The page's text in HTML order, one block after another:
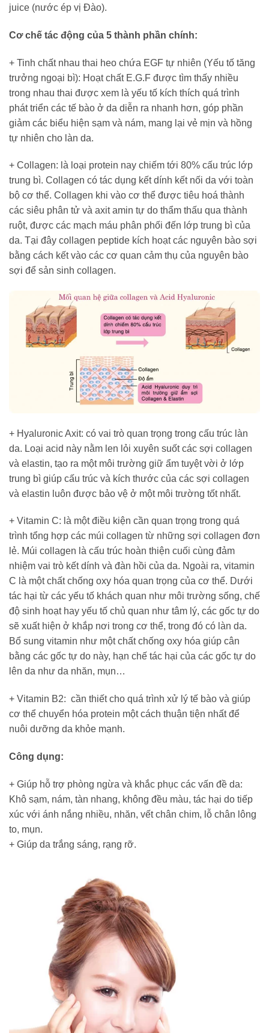
juice (nước ép vị Đào).
Cơ chế tác động của 5 thành phần chính:
+ Tinh chất nhau thai heo chứa EGF tự nhiên (Yếu tố tăng
trưởng ngoại bì): Hoạt chất E.G.F được tìm thấy nhiều
trong nhau thai được xem là yếu tố kích thích quá trình
phát triển các tế bào ở da diễn ra nhanh hơn, góp phần
giảm các biểu hiện sạm và nám, mang lại vẻ mịn và hồng
tự nhiên cho làn da.
+ Collagen: là loại protein nay chiếm tới 80% cấu trúc lớp
trung bì. Collagen có tác dụng kết dính kết nối da với toàn
bộ cơ thể. Collagen khi vào cơ thể được tiêu hoá thành
các siêu phân tử và axit amin tự do thẩm thấu qua thành
ruột, được các mạch máu phân phối đến lớp trung bì của
da. Tại đây collagen peptide kích hoạt các nguyên bào sợi
bằng cách kết vào các cơ quan cảm thụ của nguyên bào
sợi để sản sinh collagen.
+ Hyaluronic Axit: có vai trò quan trọng trong cấu trúc làn
da. Loại acid này nằm len lỏi xuyên suốt các sợi collagen
và elastin, tạo ra một môi trường giữ ẩm tuyệt vời ở lớp
trung bì giúp cấu trúc và kích thước của các sợi collagen
và elastin luôn được bảo vệ ở một môi trường tốt nhất.
+ Vitamin C: là một điều kiện cần quan trọng trong quá
trình tổng hợp các múi collagen từ những sợi collagen đơn
lẻ. Múi collagen là cấu trúc hoàn thiện cuối cùng đảm
nhiệm vai trò kết dính và đàn hồi của da. Ngoài ra, vitamin
C là một chất chống oxy hóa quan trọng của cơ thể. Dưới
tác hại từ các yếu tố khách quan như môi trường sống, chế
độ sinh hoạt hay yếu tố chủ quan như tâm lý, các gốc tự do
sẽ xuất hiện ở khắp nơi trong cơ thể, trong đó có làn da.
Bổ sung vitamin như một chất chống oxy hóa giúp cân
bằng các gốc tự do này, hạn chế tác hại của các gốc tự do
lên da như da nhăn, mụn…
+ Vitamin B2: cần thiết cho quá trình xử lý tế bào và giúp
cơ thể chuyển hóa protein một cách thuận tiện nhất để
nuôi dưỡng da khỏe mạnh.
Công dụng:
+ Giúp hỗ trợ phòng ngừa và khắc phục các vấn đề da:
Khô sạm, nám, tàn nhang, không đều màu, tác hại do tiếp
xúc với ánh nắng nhiều, nhăn, vết chân chim, lỗ chân lông
to, mụn.
+ Giúp da trắng sáng, rạng rỡ.